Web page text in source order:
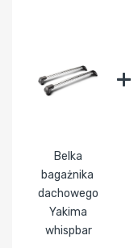
+
Belka
bagażnika
dachowego
Yakima
whispbar